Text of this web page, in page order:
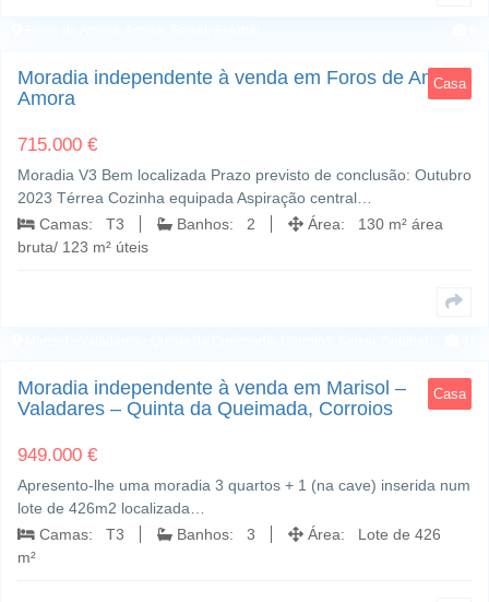
Casa
Moradia independente à venda em Foros de Amora,
Amora
715.000 €
Moradia V3 Bem localizada Prazo previsto de conclusão: Outubro
2023 Térrea Cozinha equipada Aspiração central…
Camas: T3
Banhos: 2
Área: 130 m² área
bruta/ 123 m² úteis
Casa
Moradia independente à venda em Marisol –
Valadares – Quinta da Queimada, Corroios
949.000 €
Apresento-lhe uma moradia 3 quartos + 1 (na cave) inserida num
lote de 426m2 localizada…
Camas: T3
Banhos: 3
Área: Lote de 426
m²